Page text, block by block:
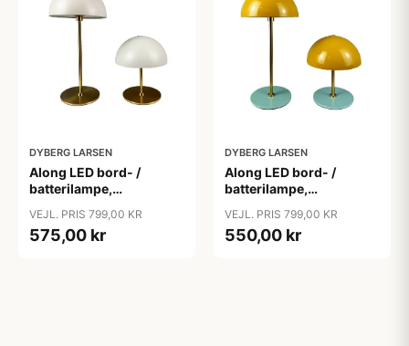
DYBERG LARSEN
Along LED bord- /
batterilampe,
VEJL. PRIS 799,00 KR
575,00 kr
DYBERG LARSEN
Along LED bord- /
batterilampe,
stk.)
VEJL. PRIS 799,00 KR
550,00 kr